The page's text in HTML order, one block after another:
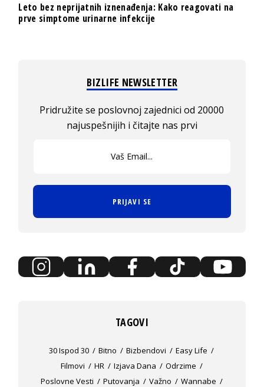
Leto bez neprijatnih iznenađenja: Kako reagovati na
prve simptome urinarne infekcije
BIZLIFE NEWSLETTER
Pridružite se poslovnoj zajednici od 20000
najuspešnijih i čitajte nas prvi
PRIJAVI SE
TAGOVI
30 Ispod 30 Bitno Bizbendovi
Easy Life
Filmovi
HR Izjava Dana
Odrzime
Poslovne Vesti
Putovanja Važno
Wannabe